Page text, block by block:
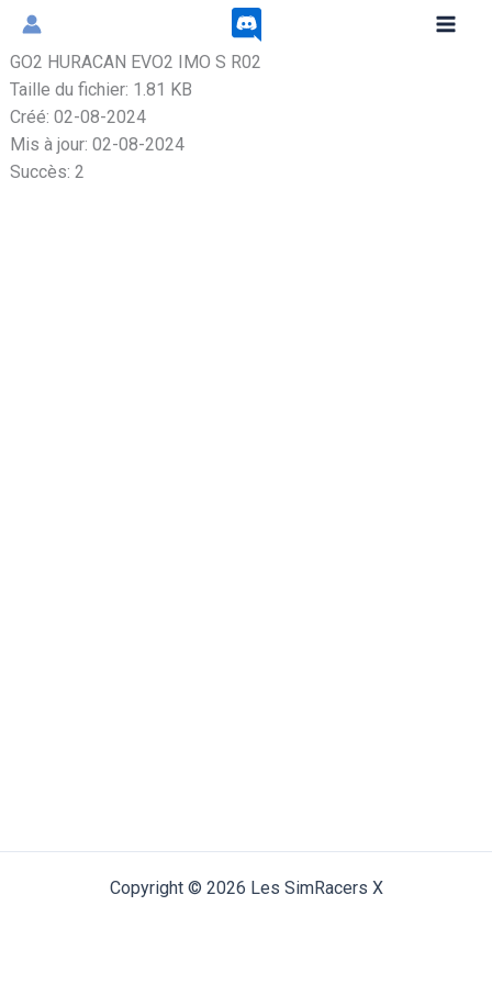
Aller
contenu
GO2 HURACAN EVO2 IMO S R02
Taille du fichier: 1.81 KB
Créé: 02-08-2024
Mis à jour: 02-08-2024
Succès: 2
Copyright © 2026 Les SimRacers X